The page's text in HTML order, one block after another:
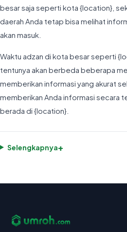
besar saja seperti kota {location},
daerah Anda tetap bisa melihat
akan masuk.
Waktu adzan di kota besar seperti
tentunya akan berbeda beberapa
memberikan informasi yang akurat
memberikan Anda informasi secara
berada di {location}.
Selengkapnya+